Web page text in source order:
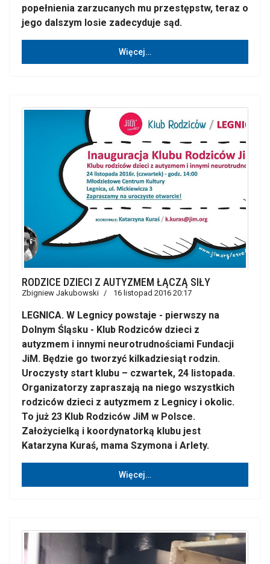
popełnienia zarzucanych mu przestępstw, teraz o
jego dalszym losie zadecyduje sąd.
Więcej…
RODZICE DZIECI Z AUTYZMEM ŁĄCZĄ SIŁY
Zbigniew Jakubowski 16 listopad 2016 20:17
LEGNICA. W Legnicy powstaje - pierwszy na
Dolnym Śląsku - Klub Rodziców dzieci z
autyzmem i innymi neurotrudnościami Fundacji
JiM. Będzie go tworzyć kilkadziesiąt rodzin.
Uroczysty start klubu – czwartek, 24 listopada.
Organizatorzy zapraszają na niego wszystkich
rodziców dzieci z autyzmem z Legnicy i okolic.
To już 23 Klub Rodziców JiM w Polsce.
Założycielką i koordynatorką klubu jest
Katarzyna Kuraś, mama Szymona i Arlety.
Więcej…